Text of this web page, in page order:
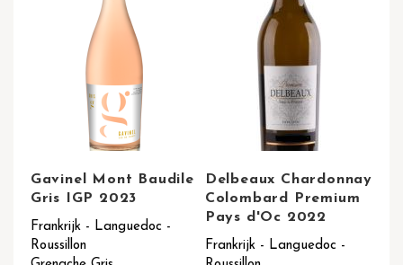
Gavinel Mont Baudile
Gris IGP 2023
Frankrijk - Languedoc -
Roussillon
Delbeaux Chardonnay
Colombard Premium
Pays d'Oc 2022
Frankrijk - Languedoc -